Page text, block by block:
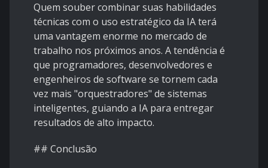
Quem souber combinar suas habilidades
técnicas com o uso estratégico da IA terá
uma vantagem enorme no mercado de
trabalho nos próximos anos. A tendência é
que programadores, desenvolvedores e
engenheiros de software se tornem cada
vez mais "orquestradores" de sistemas
inteligentes, guiando a IA para entregar
resultados de alto impacto.
## Conclusão